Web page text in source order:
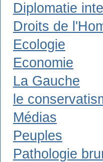
Diplomatie
Droits de
Ecologie
Economie
La Gauche
le
Médias
Peuples
Pathologie